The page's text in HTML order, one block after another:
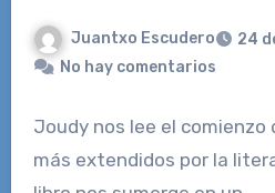
Juantxo Escudero
24
No hay comentarios
Joudy nos lee el comienzo
más extendidos por la